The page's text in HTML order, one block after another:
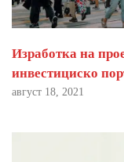
Изработка на
инвестициско
август 18, 2021